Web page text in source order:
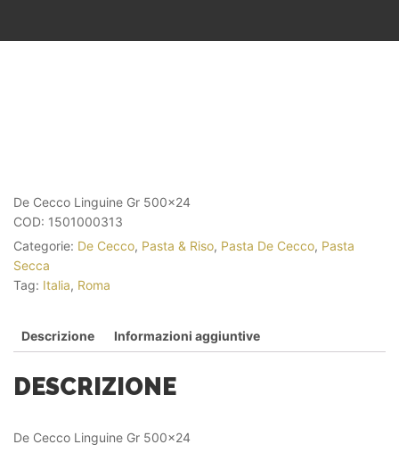
De Cecco Linguine Gr 500×24
COD: 1501000313
Categorie: De Cecco, Pasta & Riso, Pasta De Cecco, Pasta
Secca
Tag: Italia, Roma
Descrizione Informazioni aggiuntive
DESCRIZIONE
De Cecco Linguine Gr 500×24